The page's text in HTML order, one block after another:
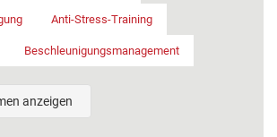
Anti-Stress-Training
Beschleunigungsmanagement
anzeigen